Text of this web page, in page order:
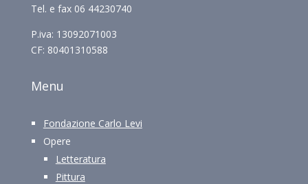
Tel. e fax 06 44230740
P.iva: 13092071003
CF: 80401310588
Menu
Fondazione Carlo Levi
Opere
Letteratura
Pittura